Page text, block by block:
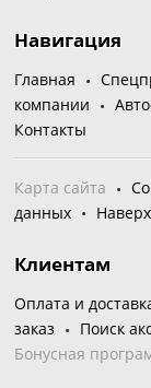
Навигация
Главная
компании
Контакты
Карта сайта
данных
Наверх
Клиентам
Оплата и
заказ
Поиск
Бонусная